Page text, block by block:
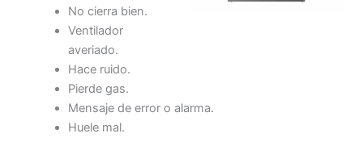
No cierra bien.
Ventilador
averiado.
Hace ruido.
Pierde gas.
Mensaje de error o alarma.
Huele mal.